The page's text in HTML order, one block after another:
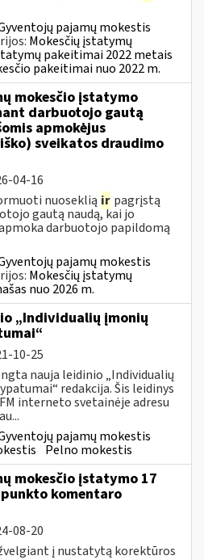
pajamų mokestis
Mokesčių įstatymų
pakeitimai 2022 metais
pakeitimai nuo 2022 m.
mokesčio įstatymo
darbuotojo gautą
apmokėjus
sveikatos draudimo
04-16
nuoseklią ir pagrįstą
gautą naudą, kai jo
darbuotojo papildomą
pajamų mokestis
Mokesčių įstatymų
nuo 2026 m.
„Individualių įmonių
10-25
nauja leidinio „Individualių
redakcija. Šis leidinys
interneto svetainėje adresu
pajamų mokestis
Pelno mokestis
mokesčio įstatymo 17
komentaro
08-20
į nustatytą korektūros